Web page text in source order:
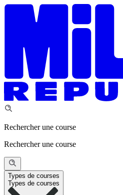
Rechercher une course
Rechercher une course
Types de courses
Types de courses